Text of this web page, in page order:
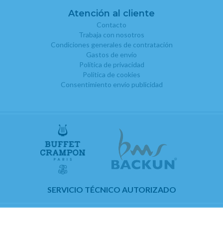
Atención al cliente
Contacto
Trabaja con nosotros
Condiciones generales de contratación
Gastos de envío
Política de privacidad
Política de cookies
Consentimiento envío publicidad
SERVICIO TÉCNICO AUTORIZADO